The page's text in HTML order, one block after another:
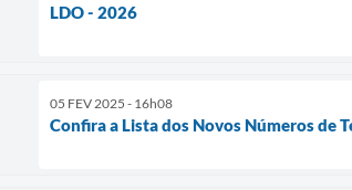
LDO - 2026
05 FEV 2025 - 16h08
Confira a Lista dos Novos Números de